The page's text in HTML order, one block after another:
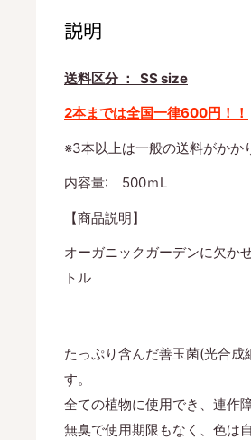
説明
送料区分 ： SS size
2本までは全国一律600円！！
※3本以上は一般の送料がかか
内容量: 500ｍL
【商品説明】
オーガニックガーデンに欠か
トル
たっぷり含んだ善玉菌(光合
す。
全ての植物に使用でき、連作
無臭で使用期限もなく、色は